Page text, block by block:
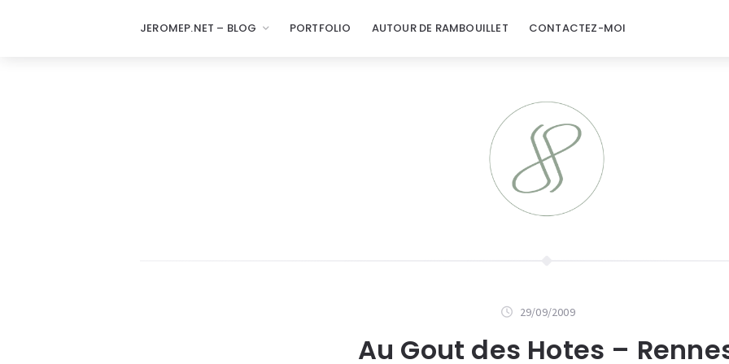
JEROMEP.NET – BLOG PORTFOLIO AUTOUR DE RAMBOUILLET CONTACTEZ-MOI
29/09/2009
Au Gout des Hotes –